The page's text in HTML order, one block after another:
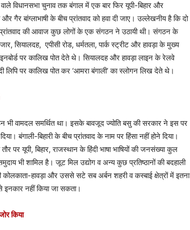
विधानसभा चुनाव तक बंगाल में एक बार फिर यूपी-बिहार और
गैर बांग्लाभाषी के बीच प्रांतवाद को हवा दी जाए। उल्लेखनीय है कि दो
की आवाज कुछ लोगों के एक संगठन ने उठायी थी। संगठन के
सियालदह, एपीसी रोड, धर्मतला, पार्क स्ट्रीट और हावड़ा के मुख्य
पर कालिख पोत देते थे। सियालदह और हावड़ा लाइन के रेलवे
पर कालिख पोत कर ‘आमरा बंगाली’ का स्लोगन लिख देते थे।
भी वामदल समर्थित था। इसके बावजूद ज्योति बसु की सरकार ने इस पर
बिहारी के बीच प्रांतवाद के नाम पर हिंसा नहीं होने दिया।
पर यूपी, बिहार, राजस्थान के हिंदी भाषा भाषियों की जनसंख्या कुल
भी शामिल है। जूट मिल उद्योग व अन्य कुछ प्रतिष्ठानों की बदहाली
हावड़ा और उससे सटे सब अर्बन शहरी व कस्बाई क्षेत्रों में इतना
नहीं किया जा सकता।
किया